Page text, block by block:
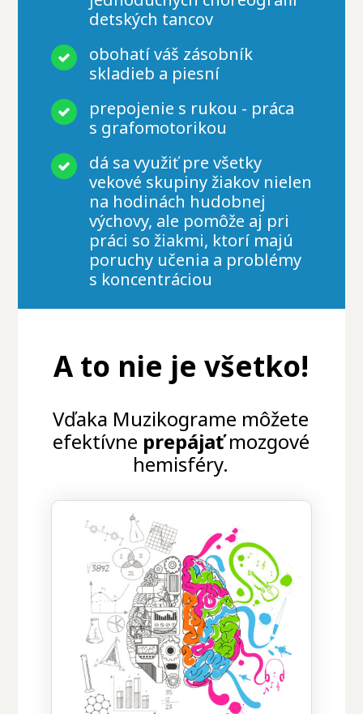
detských tancov
obohatí váš zásobník
skladieb a piesní
prepojenie s rukou - práca
s grafomotorikou
dá sa využiť pre všetky
vekové skupiny žiakov nielen
na hodinách hudobnej
výchovy, ale pomôže aj pri
práci so žiakmi, ktorí majú
poruchy učenia a problémy
s koncentráciou
A to nie je všetko!
Vďaka Muzikograme môžete
efektívne prepájaťmozgové
hemisféry.